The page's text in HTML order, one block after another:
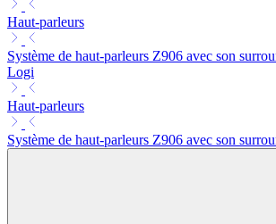
Haut-parleurs
Système de haut-parleurs Z906 avec son
Logi
Haut-parleurs
Système de haut-parleurs Z906 avec son